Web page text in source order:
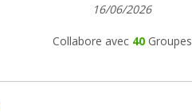
16/06/2026
Collabore avec 40 Groupes